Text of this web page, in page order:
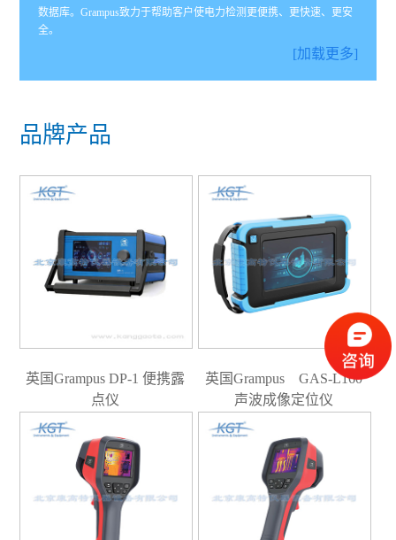
数据库。Grampus致力于帮助客户使电力检测更便携、更快速、更安
全。
[加载更多]
品牌产品
英国Grampus DP-1 便携露
点仪
英国Grampus GAS-L160
声波成像定位仪